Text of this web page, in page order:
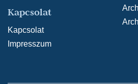
Kapcsolat
Kapcsolat
Impresszum